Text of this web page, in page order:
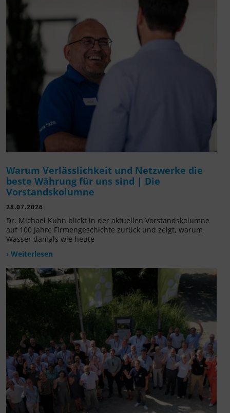
Warum Verlässlichkeit und Netzwerke die
beste Währung für uns sind | Die
Vorstandskolumne
28.07.2026
Dr. Michael Kuhn blickt in der aktuellen Vorstandskolumne
auf 100 Jahre Firmengeschichte zurück und zeigt, warum
Wasser damals wie heute
› Weiterlesen